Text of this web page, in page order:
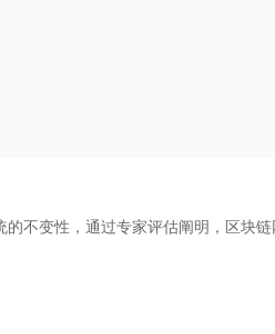
不变性，通过专家评估阐明，区